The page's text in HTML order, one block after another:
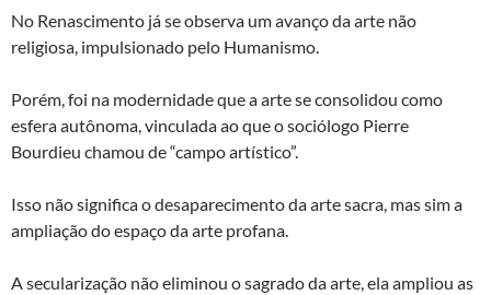
No Renascimento já se observa um avanço da arte não
religiosa, impulsionado pelo Humanismo.
Porém, foi na modernidade que a arte se consolidou como
esfera autônoma, vinculada ao que o sociólogo Pierre
Bourdieu chamou de “campo artístico”.
Isso não significa o desaparecimento da arte sacra, mas sim a
ampliação do espaço da arte profana.
A secularização não eliminou o sagrado da arte, ela ampliou as